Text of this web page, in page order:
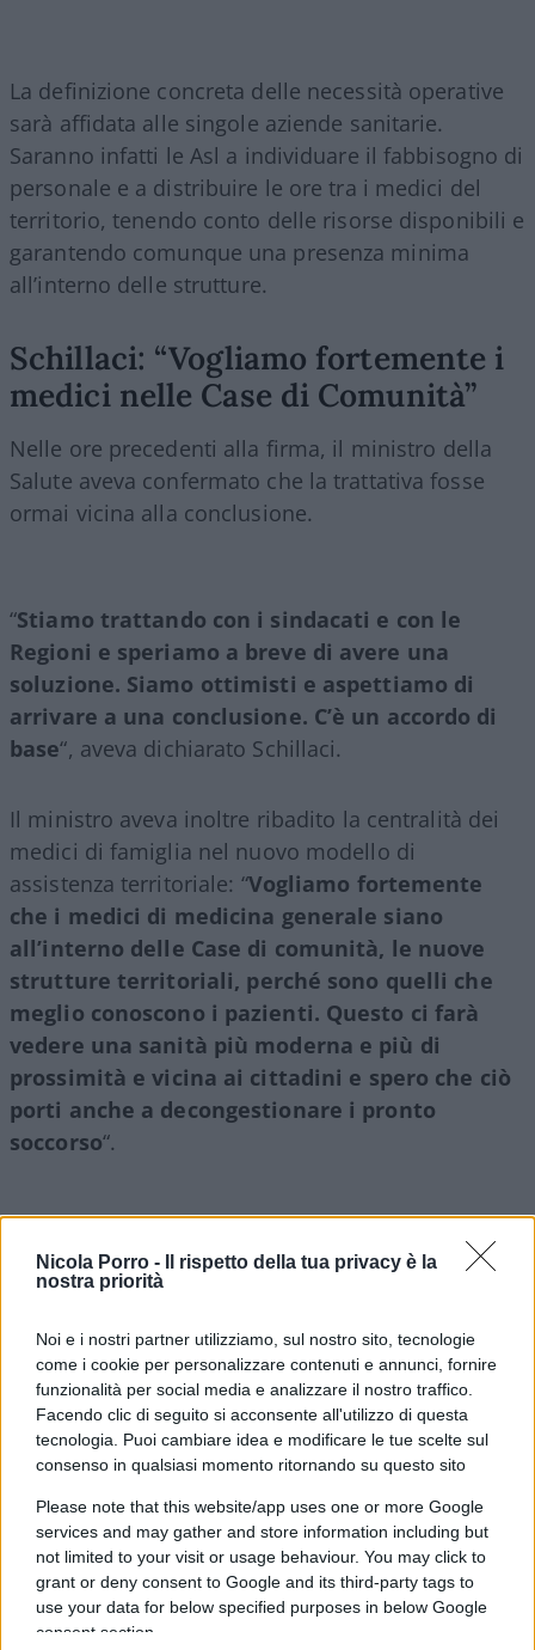
Nicola Porro -
Il rispetto della tua privacy è la
nostra priorità
Noi e i nostri partner utilizziamo, sul nostro sito, tecnologie
come i cookie per personalizzare contenuti e annunci, fornire
funzionalità per social media e analizzare il nostro traffico.
Facendo clic di seguito si acconsente all'utilizzo di questa
tecnologia. Puoi cambiare idea e modificare le tue scelte sul
consenso in qualsiasi momento ritornando su questo sito
Please note that this website/app uses one or more Google
services and may gather and store information including but
not limited to your visit or usage behaviour. You may click to
grant or deny consent to Google and its third-party tags to
use your data for below specified purposes in below Google
consent section.
La definizione concreta delle necessità operative
sarà affidata alle singole aziende sanitarie.
Saranno infatti le Asl a individuare il fabbisogno di
personale e a distribuire le ore tra i medici del
territorio, tenendo conto delle risorse disponibili e
garantendo comunque una presenza minima
all’interno delle strutture.
Schillaci: “Vogliamo fortemente i
medici nelle Case di Comunità”
Nelle ore precedenti alla firma, il ministro della
Salute aveva confermato che la trattativa fosse
ormai vicina alla conclusione.
“Stiamo trattando con i sindacati e con le
Regioni e speriamo a breve di avere una
soluzione. Siamo ottimisti e aspettiamo di
arrivare a una conclusione. C’è un accordo di
base“, aveva dichiarato Schillaci.
Il ministro aveva inoltre ribadito la centralità dei
medici di famiglia nel nuovo modello di
assistenza territoriale: “Vogliamo fortemente
che i medici di medicina generale siano
all’interno delle Case di comunità, le nuove
strutture territoriali, perché sono quelli che
meglio conoscono i pazienti. Questo ci farà
vedere una sanità più moderna e più di
prossimità e vicina ai cittadini e spero che ciò
porti anche a decongestionare i pronto
soccorso“.
Anche la Conferenza delle Regioni ha espresso
soddisfazione per il risultato raggiunto,
di accordo collettivo nazionale di lavoro dei
medici di medicina generale per l’attuazione
delle Case di Comunità“.
Leggi anche:
Medici di famiglia, una vergognosa retromarcia
del governo
Medici di famiglia, la riforma Schillaci cambia